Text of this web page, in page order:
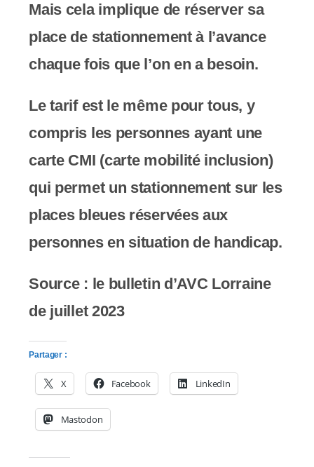
Mais cela implique de réserver sa
place de stationnement à l’avance
chaque fois que l’on en a besoin.
Le tarif est le même pour tous, y
compris les personnes ayant une
carte CMI (carte mobilité inclusion)
qui permet un stationnement sur les
places bleues réservées aux
personnes en situation de handicap.
Source : le bulletin d’AVC Lorraine
de juillet 2023
Partager :
X Facebook LinkedIn
Mastodon